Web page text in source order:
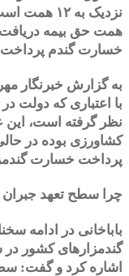
خسارت گندم
به گزارش خبرنگار
نظر گرفته است،
کشاورزی بوده در
پرداخت خسارت
چرا سطح تعهد جبران
باباخانی در ادامه
اشاره کرد و گفت: